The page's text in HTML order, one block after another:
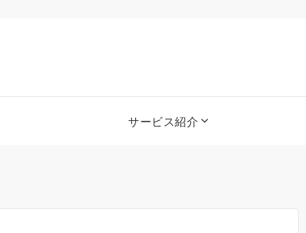
サービス紹介